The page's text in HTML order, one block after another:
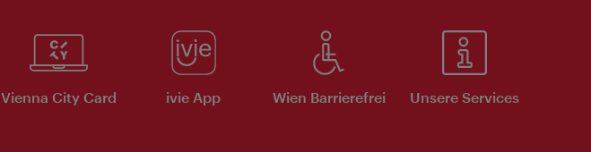
Vienna City Card ivie App Wien Barrierefrei Unsere Services